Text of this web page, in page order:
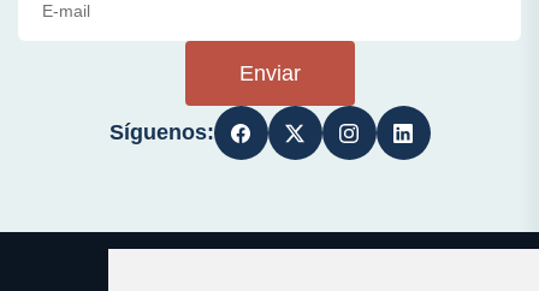
Enviar
Síguenos: